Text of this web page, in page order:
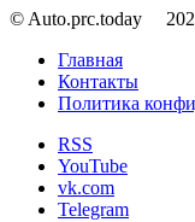
© Auto.prc.today
Главная
Контакты
Политика
RSS
YouTube
vk.com
Telegram